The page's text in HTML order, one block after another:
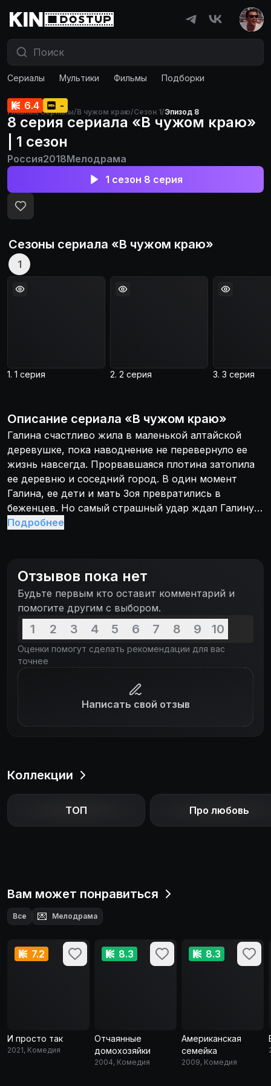
Сериалы Мультики Фильмы Подборки
Главная/Сериалы/В чужом краю/Сезон 1/Эпизод 8
6.4 -
8 серия сериала «В чужом краю»
| 1 сезон
Россия2018Мелодрама
1 сезон 8 серия
Сезоны сериала «В чужом краю»
1
1. 1 серия 2. 2 серия 3. 3 серия
Описание сериала «В чужом краю»
Галина счастливо жила в маленькой алтайской
деревушке, пока наводнение не перевернуло ее
жизнь навсегда. Прорвавшаяся плотина затопила
ее деревню и соседний город. В один момент
Галина, ее дети и мать Зоя превратились в
беженцев. Но самый страшный удар ждал Галину
впереди. Ее любимый муж Виктор пропал во время
Попросить приютить их ее бывшего мужа и отца
Галины. Другого выбора нет. Вместе с матерью,
маленьким сыном и Олесей, взрослой дочерью
мужа от первого брака, Галина отправляется через
всю страну к отцу, которого не видела больше
тридцати лет…
Подробнее
Отзывов пока нет
Будьте первым кто оставит комментарий и
помогите другим с выбором.
1 2 3 4 5 6 7 8 9 10
Оценки помогут сделать рекомендации для вас
точнее
Написать свой отзыв
Коллекции
ТОП Про любовь
Вам может понравиться
Все 💌 Мелодрама
7.2
И просто так
2021, Комедия
8.3
Отчаянные
домохозяйки
2004, Комедия
8.3
Американская
семейка
2009, Комедия